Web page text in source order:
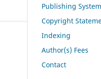
Publishing System
Copyright
Indexing
Author(s) Fees
Contact